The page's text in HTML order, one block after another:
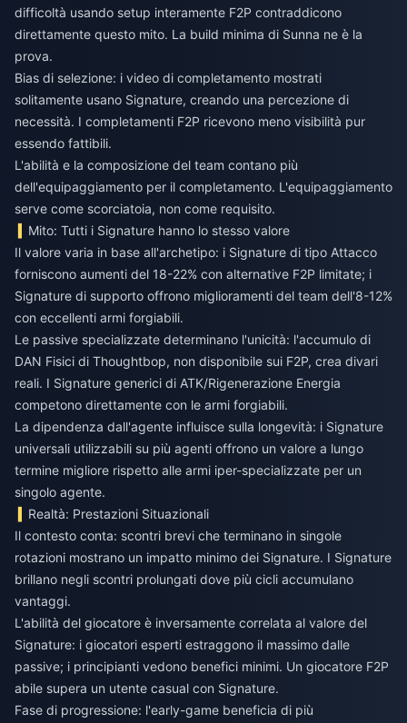
difficoltà usando setup interamente F2P contraddicono
direttamente questo mito. La build minima di Sunna ne è la
prova.
Bias di selezione: i video di completamento mostrati
solitamente usano Signature, creando una percezione di
necessità. I completamenti F2P ricevono meno visibilità pur
essendo fattibili.
L'abilità e la composizione del team contano più
dell'equipaggiamento per il completamento. L'equipaggiamento
serve come scorciatoia, non come requisito.
Mito: Tutti i Signature hanno lo stesso valore
Il valore varia in base all'archetipo: i Signature di tipo Attacco
forniscono aumenti del 18-22% con alternative F2P limitate; i
Signature di supporto offrono miglioramenti del team dell'8-12%
con eccellenti armi forgiabili.
Le passive specializzate determinano l'unicità: l'accumulo di
DAN Fisici di Thoughtbop, non disponibile sui F2P, crea divari
reali. I Signature generici di ATK/Rigenerazione Energia
competono direttamente con le armi forgiabili.
La dipendenza dall'agente influisce sulla longevità: i Signature
universali utilizzabili su più agenti offrono un valore a lungo
termine migliore rispetto alle armi iper-specializzate per un
singolo agente.
Realtà: Prestazioni Situazionali
Il contesto conta: scontri brevi che terminano in singole
rotazioni mostrano un impatto minimo dei Signature. I Signature
brillano negli scontri prolungati dove più cicli accumulano
vantaggi.
L'abilità del giocatore è inversamente correlata al valore del
Signature: i giocatori esperti estraggono il massimo dalle
passive; i principianti vedono benefici minimi. Un giocatore F2P
abile supera un utente casual con Signature.
Fase di progressione: l'early-game beneficia di più